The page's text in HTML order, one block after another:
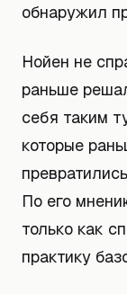
обнаружил
Нойен не
раньше
себя таким
которые
По его
только как
практику